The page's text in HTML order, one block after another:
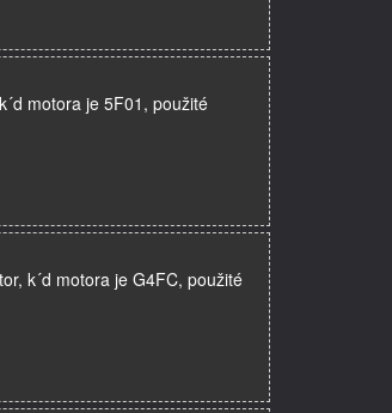
motora je 5F01, použité
k´d motora je G4FC, použité